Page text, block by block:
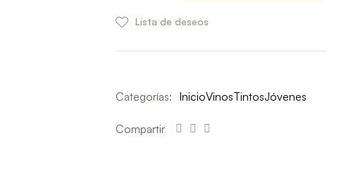
Lista de deseos
Categorías: InicioVinosTintosJóvenes
Compartir